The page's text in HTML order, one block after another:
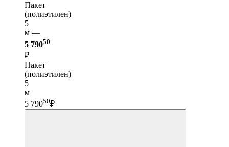
Пакет
(полиэтилен)
5
м —
5 79050
₽
Пакет
(полиэтилен)
5
м
5 79050₽